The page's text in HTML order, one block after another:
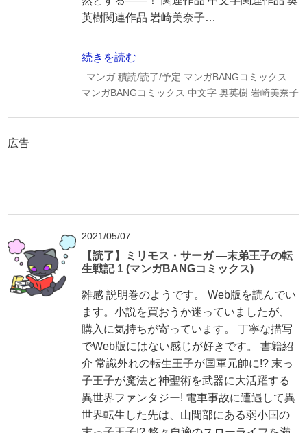
英樹関連作品 岩崎美奈子…
続きを読む
マンガ 積読/読了/予定 マンガBANGコミックス
マンガBANGコミックス 中文字 奥英樹 岩崎美奈子
広告
2021/05/07
【読了】ミリモス・サーガ ―末弟王子の転
生戦記 1 (マンガBANGコミックス)
雑感 説明巻のようです。 Web版を読んでい
ます。小説を買おうか迷っていましたが、
購入に気持ちが寄っています。 丁寧な描写
でWeb版にはない感じが好きです。 書籍紹
介 常識外れの転生王子が国軍元帥に!? 末っ
子王子が魔法と神聖術を武器に大活躍する
異世界ファンタジー! 電車事故に遭遇して異
世界転生した先は、山間部にある弱小国の